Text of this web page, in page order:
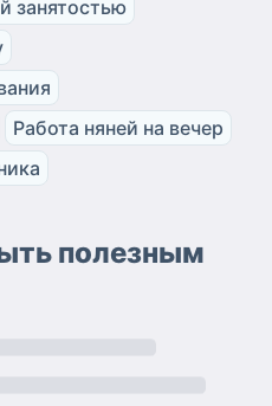
занятостью
Работа няней на вечер
полезным